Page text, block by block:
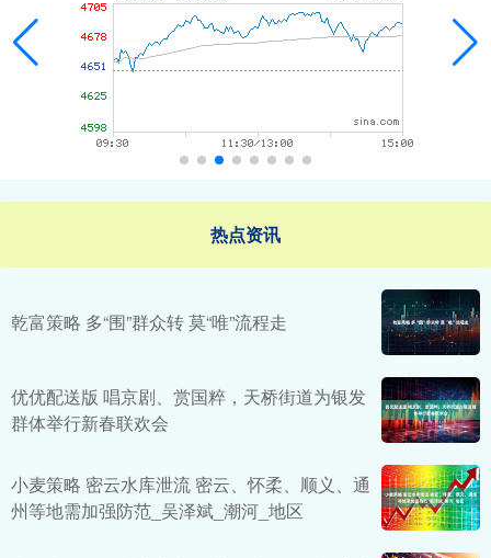
热点资讯
乾富策略 多“围”群众转 莫“唯”流程走
优优配送版 唱京剧、赏国粹，天桥街道为银发
群体举行新春联欢会
小麦策略 密云水库泄流 密云、怀柔、顺义、通
州等地需加强防范_吴泽斌_潮河_地区